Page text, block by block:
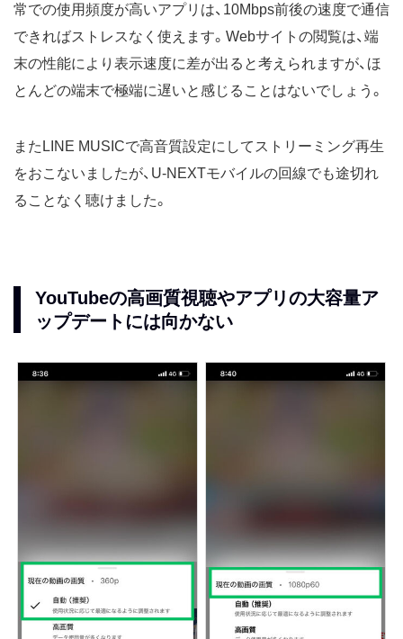
常での使用頻度が高いアプリは、10Mbps前後の速度で通信
できればストレスなく使えます。Webサイトの閲覧は、端
末の性能により表示速度に差が出ると考えられますが、ほ
とんどの端末で極端に遅いと感じることはないでしょう。
またLINE MUSICで高音質設定にしてストリーミング再生
をおこないましたが、U-NEXTモバイルの回線でも途切れ
ることなく聴けました。
YouTubeの高画質視聴やアプリの大容量ア
ップデートには向かない